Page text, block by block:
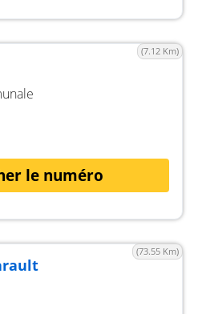
(7.12 Km)
le numéro
(73.55 Km)